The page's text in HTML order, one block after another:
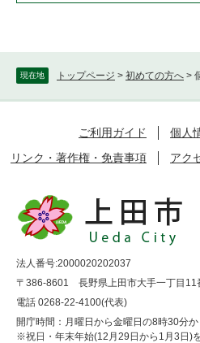
現在地 トップページ > 初めての方へ >
ご利用ガイド
個人
リンク・著作権・免責事項
アク
法人番号:2000020202037
〒386-8601 長野県上田市大手一丁目11
電話 0268-22-4100(代表)
開庁時間：月曜日から金曜日の8時30分
※祝日・年末年始(12月29日から1月3日)